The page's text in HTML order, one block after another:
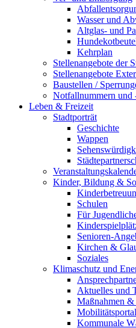
Wasser und
Altglas- und
Kehrplan
Stellenangebote der
Stellenangebote
Baustellen /
Notfallnummern und
Leben & Freizeit
Stadtporträt
Geschichte
Wappen
Kinder, Bildung &
Schulen
Für
Senioren-
Kirchen &
Soziales
Klimaschutz und
Aktuelles und
Maßnahmen &
Mobilitätsportal
Kommunale